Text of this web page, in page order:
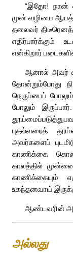
“இதோ! நான்
முன் வழியை
தலைவர்
எதிர்பார்க்கும்
என்கிறார்
ஆனால் அவர்
தோன்றும்போது
நெருப்பைப்
போலும்
புதல்வரைத்
அவர்களைப்
காணிக்கை
காலத்தில்
காணிக்கையும்
உகந்தனவாய்
ஆண்டவரின்
அல்லது